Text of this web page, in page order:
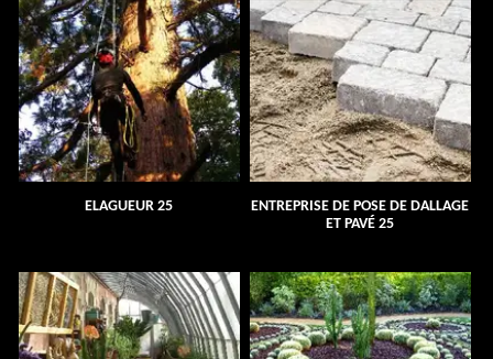
ELAGUEUR 25
ENTREPRISE DE POSE DE DALLAGE
ET PAVÉ 25